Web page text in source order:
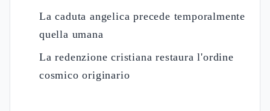
La caduta angelica precede temporalmente
quella umana
La redenzione cristiana restaura l'ordine
cosmico originario